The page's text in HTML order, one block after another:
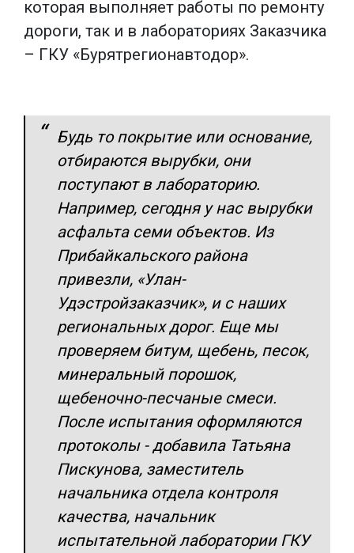
которая выполняет работы по ремонту
дороги, так и в лабораториях Заказчика
– ГКУ «Бурятрегионавтодор».
Будь то покрытие или основание,
отбираются вырубки, они
поступают в лабораторию.
Например, сегодня у нас вырубки
асфальта семи объектов. Из
Прибайкальского района
привезли, «Улан-
Удэстройзаказчик», и с наших
региональных дорог. Еще мы
проверяем битум, щебень, песок,
минеральный порошок,
щебеночно-песчаные смеси.
После испытания оформляются
протоколы - добавила Татьяна
Пискунова, заместитель
начальника отдела контроля
качества, начальник
испытательной лаборатории ГКУ